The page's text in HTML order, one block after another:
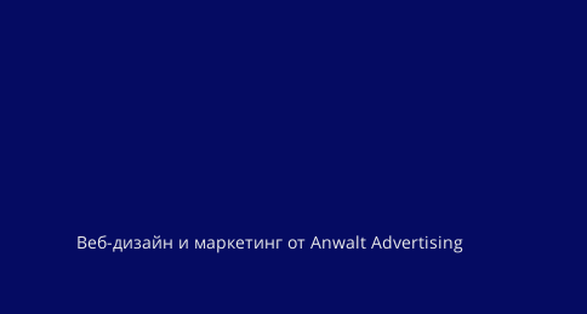
Веб-дизайн и маркетинг от Anwalt Advertising